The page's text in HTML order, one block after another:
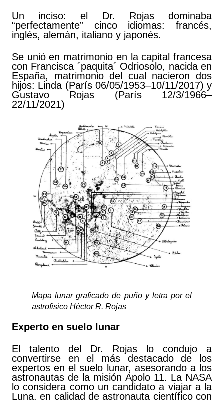
Un inciso: el Dr. Rojas dominaba
“perfectamente” cinco idiomas: francés,
inglés, alemán, italiano y japonés.
Se unió en matrimonio en la capital francesa
con Francisca ´paquita´ Odriosolo, nacida en
España, matrimonio del cual nacieron dos
hijos: Linda (París 06/05/1953–10/11/2017) y
Gustavo Rojas (París 12/3/1966–
22/11/2021)
Mapa lunar graficado de puño y letra por el
astrofisico Héctor R. Rojas
Experto en suelo lunar
El talento del Dr. Rojas lo condujo a
convertirse en el más destacado de los
expertos en el suelo lunar, asesorando a los
astronautas de la misión Apolo 11. La NASA
lo considera como un candidato a viajar a la
Luna, en calidad de astronauta científico con